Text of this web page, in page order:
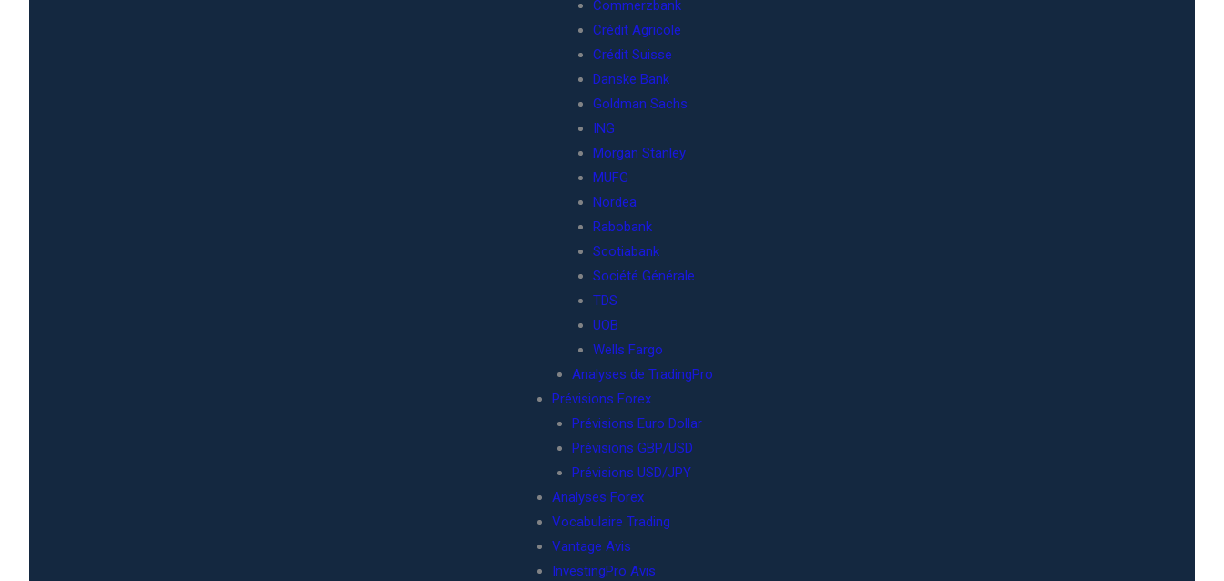
Commerzbank
Crédit Agricole
Crédit Suisse
Danske Bank
Goldman Sachs
ING
Morgan Stanley
MUFG
Nordea
Rabobank
Scotiabank
Société Générale
TDS
UOB
Wells Fargo
Analyses de TradingPro
Prévisions Forex
Prévisions Euro Dollar
Prévisions GBP/USD
Prévisions USD/JPY
Analyses Forex
Vocabulaire Trading
Vantage Avis
InvestingPro Avis